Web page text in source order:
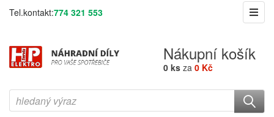
Tel.kontakt:774 321 553
Nákupní košík
0 ks za 0 Kč